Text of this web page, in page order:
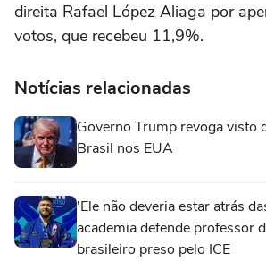
direita Rafael López Aliaga por
votos, que recebeu 11,9%.
Notícias relacionadas
Governo Trump revoga visto
Brasil nos EUA
'Ele não deveria estar atrás
academia defende professor
brasileiro preso pelo ICE